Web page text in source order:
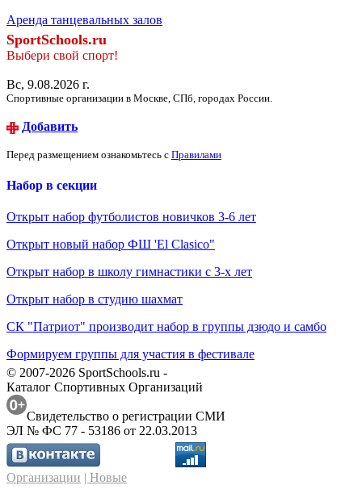
Аренда танцевальных залов
SportSchools.ru
Выбери свой спорт!
Вс, 9.08.2026 г.
Спортивные организации в Москве, СПб, городах России.
Добавить
Перед размещением ознакомьтесь с Правилами
Набор в секции
Открыт набор футболистов новичков 3-6 лет
Открыт новый набор ФШ 'El Clasico"
Открыт набор в школу гимнастики с 3-х лет
Открыт набор в студию шахмат
СК "Патриот" производит набор в группы дзюдо и самбо
Формируем группы для участия в фестивале
© 2007-2026 SportSchools.ru -
Каталог Спортивных Организаций
Свидетельство о регистрации СМИ
ЭЛ № ФС 77 - 53186 от 22.03.2013
Организации | Новые